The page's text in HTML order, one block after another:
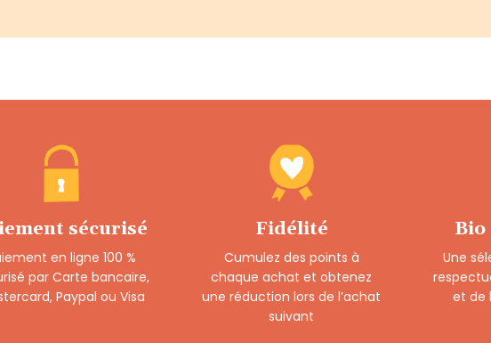
sécurisé
en ligne 100 %
par Carte bancaire,
Paypal ou Visa
Fidélité
Cumulez des points à
chaque achat et obtenez
une réduction lors de l’achat
suivant
Une
et de